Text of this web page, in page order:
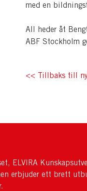
med en
All heder åt
ABF Stockholm
<< Tillbaks till
ELVIRA
erbjuder ett brett